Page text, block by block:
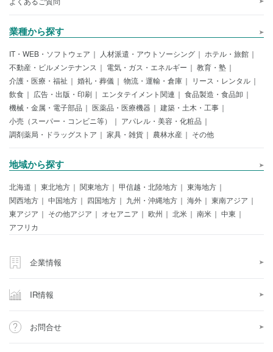
業種から探す
IT・WEB・ソフトウェア 人材派遣・アウトソーシング
ホテル・旅館
不動産・ビルメンテナンス
電気・ガス・エネルギー
教育・塾
介護・医療・福祉
婚礼・葬儀 物流・運輸・倉庫
リース・レンタル
飲食
広告・出版・印刷 エンタテイメント関連
食品製造・食品卸
機械・金属・電子部品
医薬品・医療機器
建築・土木・工事
小売（スーパー・コンビニ等）
アパレル・美容・化粧品
調剤薬局・ドラッグストア
家具・雑貨 農林水産 その他
地域から探す
北海道 東北地方 関東地方 甲信越・北陸地方
東海地方
関西地方
中国地方 四国地方 九州・沖縄地方 海外
東南アジア
東アジア
その他アジア オセアニア 欧州 北米 南米
中東
アフリカ
企業情報
IR情報
お問合せ